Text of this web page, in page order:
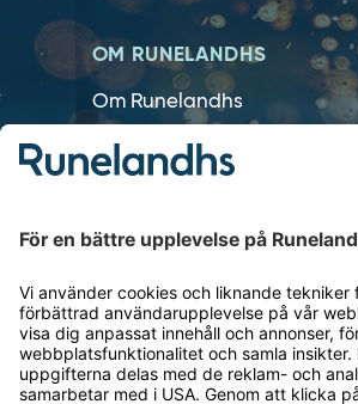
OM RUNELANDHS
Om Runelandhs
Köpvillkor
Lediga jobb
Kvalitets- och miljöpolicy
Läsvärt